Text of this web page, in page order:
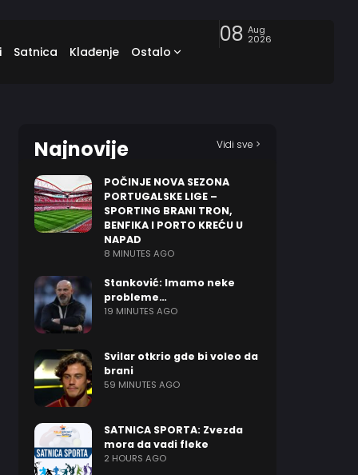
Satnica Klađenje Ostalo
08 Aug
2026
Najnovije Vidi sve >
POČINJE NOVA SEZONA
PORTUGALSKE LIGE –
SPORTING BRANI TRON,
BENFIKA I PORTO KREĆU U
NAPAD
8 MINUTES AGO
Stanković: Imamo neke
probleme…
19 MINUTES AGO
Svilar otkrio gde bi voleo da
brani
59 MINUTES AGO
SATNICA SPORTA: Zvezda
mora da vadi fleke
2 HOURS AGO